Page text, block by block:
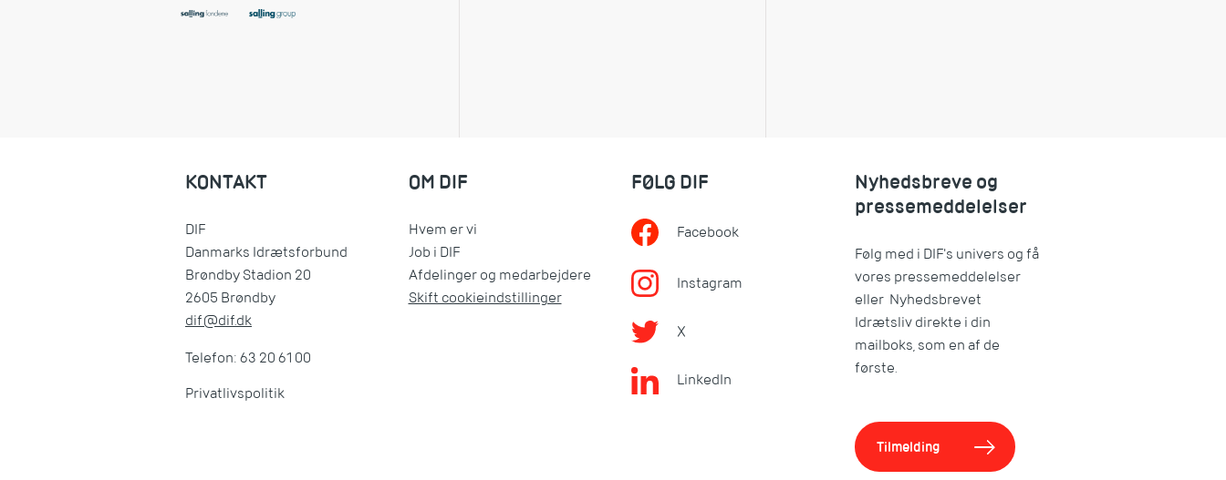
KONTAKT
DIF
Danmarks Idrætsforbund
Brøndby Stadion 20
2605 Brøndby
dif@dif.dk
Telefon: 63 20 61 00
Privatlivspolitik
OM DIF
Hvem er vi
Job i DIF
Afdelinger og medarbejdere
Skift cookieindstillinger
FØLG DIF
Facebook
Instagram
X
LinkedIn
Nyhedsbreve og
pressemeddelelser
Følg med i DIF's univers og få
vores pressemeddelelser
eller Nyhedsbrevet
Idrætsliv direkte i din
mailboks, som en af de
første.
Tilmelding